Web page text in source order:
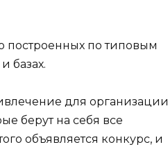
построенных по типовым
базах.
для организации
берут на себя все
объявляется конкурс, и